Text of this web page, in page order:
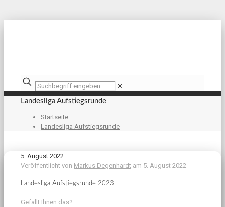
✕
Landesliga Aufstiegsrunde
Startseite
Landesliga Aufstiegsrunde
5. August 2022
Veröffentlicht von Markus Degenhardt am 5. August 2022
Landesliga Aufstiegsrunde 2023
Gefällt Ihnen das?